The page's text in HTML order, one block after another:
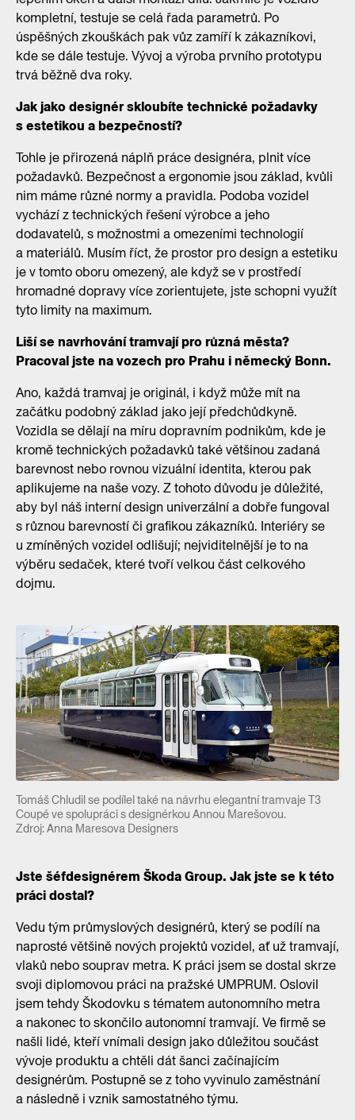
kompletní, testuje se celá řada parametrů. Po
úspěšných zkouškách pak vůz zamíří k zákazníkovi,
kde se dále testuje. Vývoj a výroba prvního prototypu
trvá běžně dva roky.
Jak jako designér skloubíte technické požadavky
s estetikou a bezpečností?
Tohle je přirozená náplň práce designéra, plnit více
požadavků. Bezpečnost a ergonomie jsou základ, kvůli
nim máme různé normy a pravidla. Podoba vozidel
vychází z technických řešení výrobce a jeho
dodavatelů, s možnostmi a omezeními technologií
a materiálů. Musím říct, že prostor pro design a estetiku
je v tomto oboru omezený, ale když se v prostředí
hromadné dopravy více zorientujete, jste schopni využít
tyto limity na maximum.
Liší se navrhování tramvají pro různá města?
Pracoval jste na vozech pro Prahu i německý Bonn.
Ano, každá tramvaj je originál, i když může mít na
začátku podobný základ jako její předchůdkyně.
Vozidla se dělají na míru dopravním podnikům, kde je
kromě technických požadavků také většinou zadaná
barevnost nebo rovnou vizuální identita, kterou pak
aplikujeme na naše vozy. Z tohoto důvodu je důležité,
aby byl náš interní design univerzální a dobře fungoval
s různou barevností či grafikou zákazníků. Interiéry se
u zmíněných vozidel odlišují; nejviditelnější je to na
výběru sedaček, které tvoří velkou část celkového
dojmu.
Tomáš Chludil se podílel také na návrhu elegantní tramvaje T3
Coupé ve spolupráci s designérkou Annou Marešovou.
Zdroj: Anna Maresova Designers
Jste šéfdesignérem Škoda Group. Jak jste se k této
práci dostal?
Vedu tým průmyslových designérů, který se podílí na
naprosté většině nových projektů vozidel, ať už tramvají,
vlaků nebo souprav metra. K práci jsem se dostal skrze
svoji diplomovou práci na pražské UMPRUM. Oslovil
jsem tehdy Škodovku s tématem autonomního metra
a nakonec to skončilo autonomní tramvají. Ve firmě se
našli lidé, kteří vnímali design jako důležitou součást
vývoje produktu a chtěli dát šanci začínajícím
designérům. Postupně se z toho vyvinulo zaměstnání
a následně i vznik samostatného týmu.